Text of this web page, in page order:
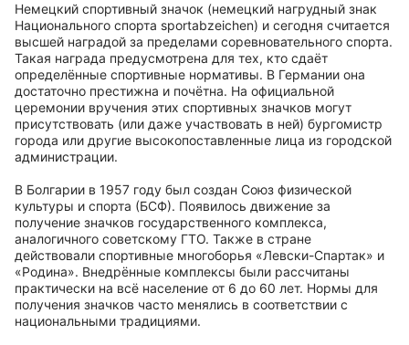
Немецкий спортивный значок (немецкий нагрудный знак
Национального спорта sportabzeichen) и сегодня считается
высшей наградой за пределами соревновательного спорта.
Такая награда предусмотрена для тех, кто сдаёт
определённые спортивные нормативы. В Германии она
достаточно престижна и почётна. На официальной
церемонии вручения этих спортивных значков могут
присутствовать (или даже участвовать в ней) бургомистр
города или другие высокопоставленные лица из городской
администрации.
В Болгарии в 1957 году был создан Союз физической
культуры и спорта (БСФ). Появилось движение за
получение значков государственного комплекса,
аналогичного советскому ГТО. Также в стране
действовали спортивные многоборья «Левски-Спартак» и
«Родина». Внедрённые комплексы были рассчитаны
практически на всё население от 6 до 60 лет. Нормы для
получения значков часто менялись в соответствии с
национальными традициями.